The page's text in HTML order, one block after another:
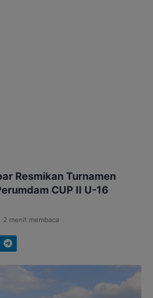
Resmikan Turnamen
CUP II U-16
2 menit membaca